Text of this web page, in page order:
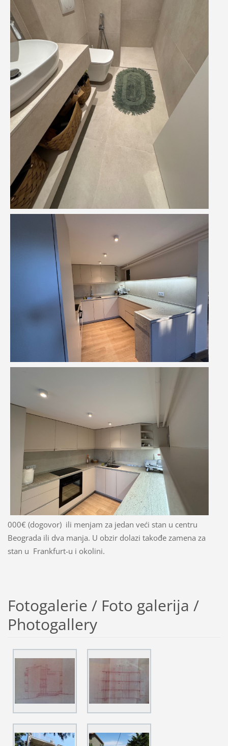
000€ (dogovor) ili menjam za jedan veći stan u centru
Beograda ili dva manja. U obzir dolazi takođe zamena za
stan u Frankfurt-u i okolini.
Fotogalerie / Foto galerija /
Photogallery